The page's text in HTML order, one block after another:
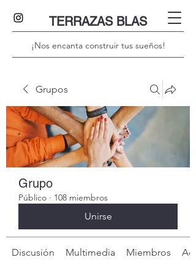
TERRAZAS BLAS
¡Nos encanta construir tus sueños!
Grupos
Grupo
Público · 108 miembros
Unirse
Discusión Multimedia Miembros